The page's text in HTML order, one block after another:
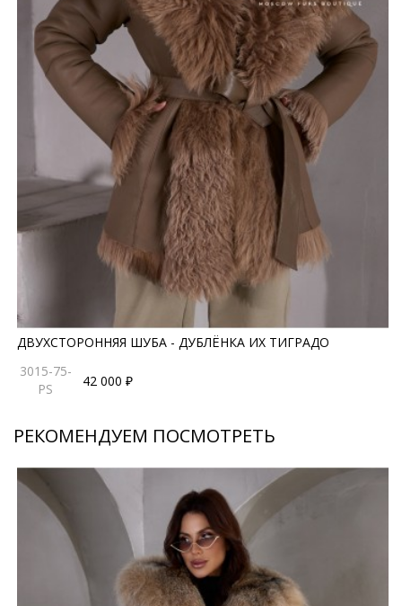
дубленочка на кнопки, а пояс дополнительно
подчеркнет талию и добавит силуэт вашей фигуре.
*описание несет информационный характер, состав и
правила ухода могут быть изменены производителем
ДВУХСТОРОННЯЯ ШУБА - ДУБЛЁНКА ИХ ТИГРАДО
3015-75-
PS
42 000 ₽
РЕКОМЕНДУЕМ ПОСМОТРЕТЬ